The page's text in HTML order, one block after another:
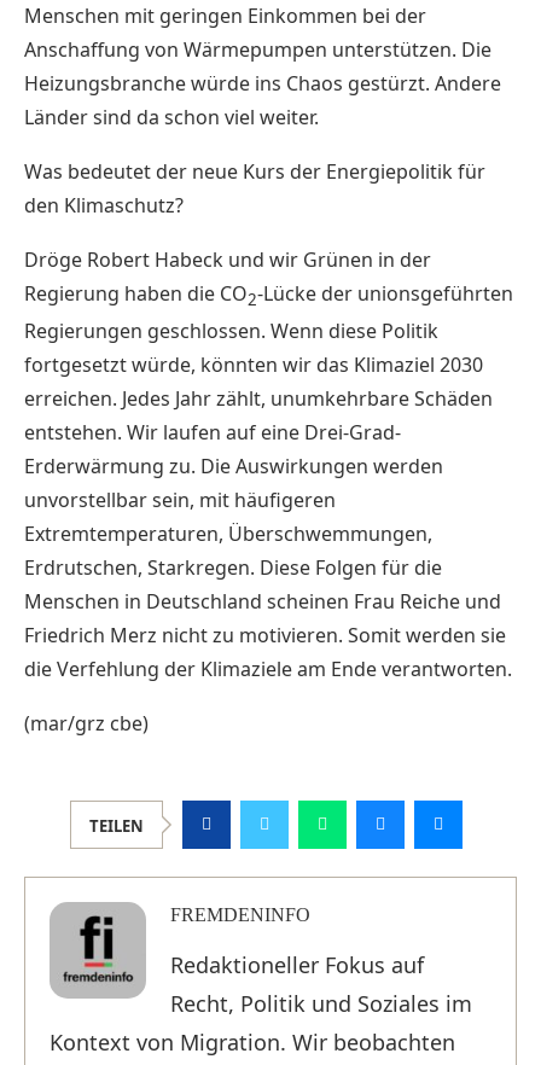
Menschen mit geringen Einkommen bei der
Anschaffung von Wärmepumpen unterstützen. Die
Heizungsbranche würde ins Chaos gestürzt. Andere
Länder sind da schon viel weiter.
Was bedeutet der neue Kurs der Energiepolitik für
den Klimaschutz?
Dröge Robert Habeck und wir Grünen in der
Regierung haben die CO2-Lücke der unionsgeführten
Regierungen geschlossen. Wenn diese Politik
fortgesetzt würde, könnten wir das Klimaziel 2030
erreichen. Jedes Jahr zählt, unumkehrbare Schäden
entstehen. Wir laufen auf eine Drei-Grad-
Erderwärmung zu. Die Auswirkungen werden
unvorstellbar sein, mit häufigeren
Extremtemperaturen, Überschwemmungen,
Erdrutschen, Starkregen. Diese Folgen für die
Menschen in Deutschland scheinen Frau Reiche und
Friedrich Merz nicht zu motivieren. Somit werden sie
die Verfehlung der Klimaziele am Ende verantworten.
(mar/grz cbe)
TEILEN
FREMDENINFO
Redaktioneller Fokus auf
Recht, Politik und Soziales im
Kontext von Migration. Wir beobachten